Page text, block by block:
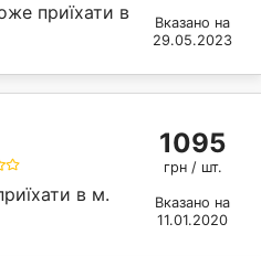
приїхати в
Вказано на
29.05.2023
в м.
1095
грн / шт.
Вказано на
11.01.2020